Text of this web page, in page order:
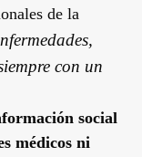
de la
con un
social
médicos ni